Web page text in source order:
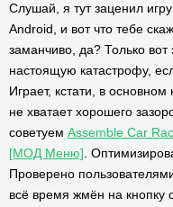
Слушай, я тут заценил
Android, и вот что тебе
заманчиво, да? Только вот
настоящую катастрофу,
Играет, кстати, в
не хватает хорошего
советуем Assemble Car
[МОД Меню] .
Проверено
всё время жмён на кнопку